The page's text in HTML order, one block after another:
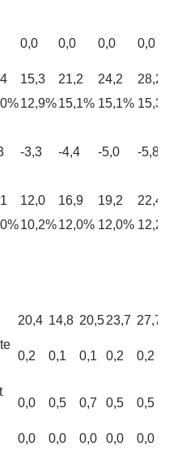
0,0 0,0 0,0 0,0
15,3 21,2 24,2
28,2
12,9%15,1% 15,1% 15,3%
-3,3 -4,4 -5,0 -5,8
12,0 16,9 19,2
22,4
10,2%12,0% 12,0% 12,2%
20,4 14,8 20,523,7 27,7
0,2 0,1 0,1 0,2 0,2
0,0 0,5 0,7 0,5 0,5
0,0 0,0 0,0 0,0
0,0